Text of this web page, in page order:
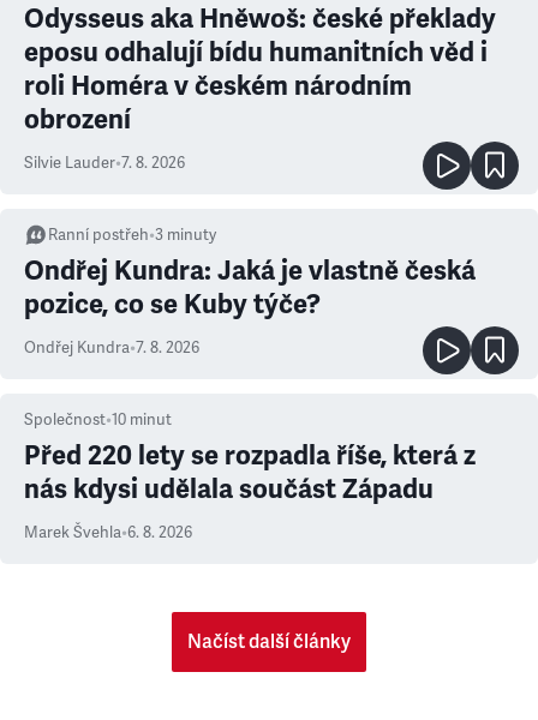
Odysseus aka Hněwoš: české překlady
eposu odhalují bídu humanitních věd i
roli Homéra v českém národním
obrození
Silvie Lauder•7. 8. 2026
Ranní postřeh•3 minuty
Ondřej Kundra: Jaká je vlastně česká
pozice, co se Kuby týče?
Ondřej Kundra•7. 8. 2026
Společnost•10 minut
Před 220 lety se rozpadla říše, která z
nás kdysi udělala součást Západu
Marek Švehla•6. 8. 2026
Načíst další články